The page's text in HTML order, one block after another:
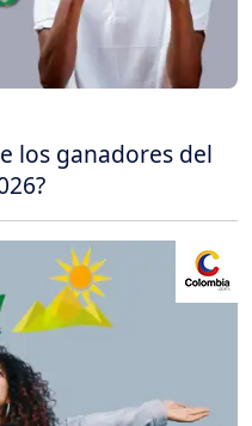
los ganadores del